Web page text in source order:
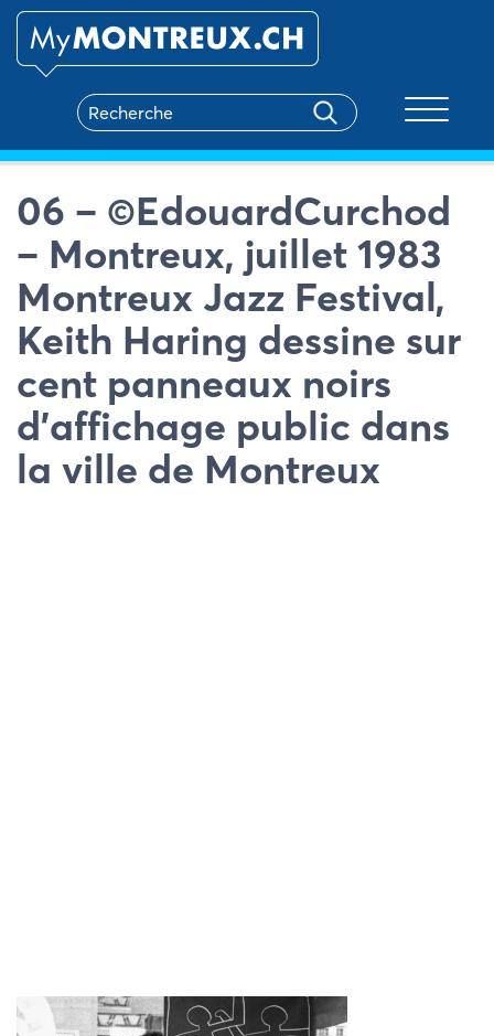
06 – ©EdouardCurchod
– Montreux, juillet 1983
Montreux Jazz Festival,
Keith Haring dessine sur
cent panneaux noirs
d’affichage public dans
la ville de Montreux